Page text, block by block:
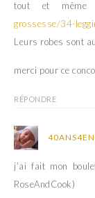
tout et même
grossesse/34-
Leurs robes sont
merci pour ce
RÉPONDRE
j’ai fait mon
RoseAndCook)